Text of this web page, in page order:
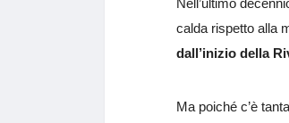
Nell’ultimo
calda rispetto alla
dall’inizio della
Ma poiché c’è